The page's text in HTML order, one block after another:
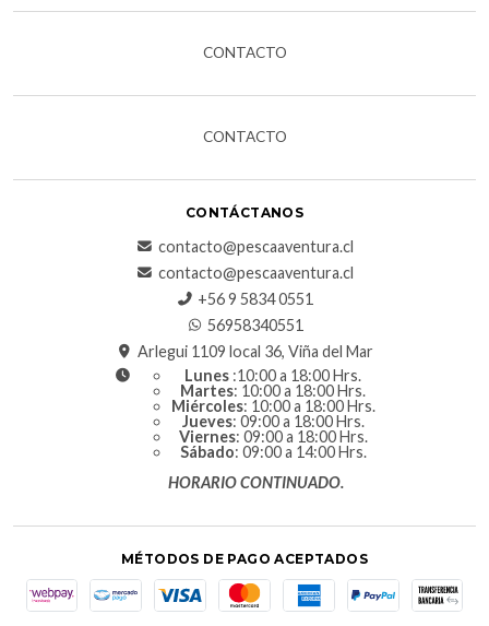
CONTACTO
CONTACTO
CONTÁCTANOS
contacto@pescaaventura.cl
contacto@pescaaventura.cl
+56 9 5834 0551
56958340551
Arlegui 1109 local 36, Viña del Mar
Lunes :10:00 a 18:00 Hrs.
Martes: 10:00 a 18:00 Hrs.
Miércoles: 10:00 a 18:00 Hrs.
Jueves: 09:00 a 18:00 Hrs.
Viernes: 09:00 a 18:00 Hrs.
Sábado: 09:00 a 14:00 Hrs.
HORARIO CONTINUADO.
MÉTODOS DE PAGO ACEPTADOS